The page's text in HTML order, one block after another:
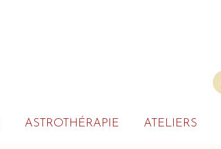
ASTROTHÉRAPIE ATELIERS